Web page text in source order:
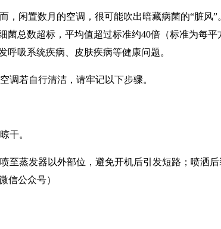
置数月的空调，很可能吹出暗藏病菌的“脏风”
总数超标，平均值超过标准约40倍（标准为每平
吸系统疾病、皮肤疾病等健康问题。
若自行清洁，请牢记以下步骤。
干。
蒸发器以外部位，避免开机后引发短路；喷洒
微信公众号）